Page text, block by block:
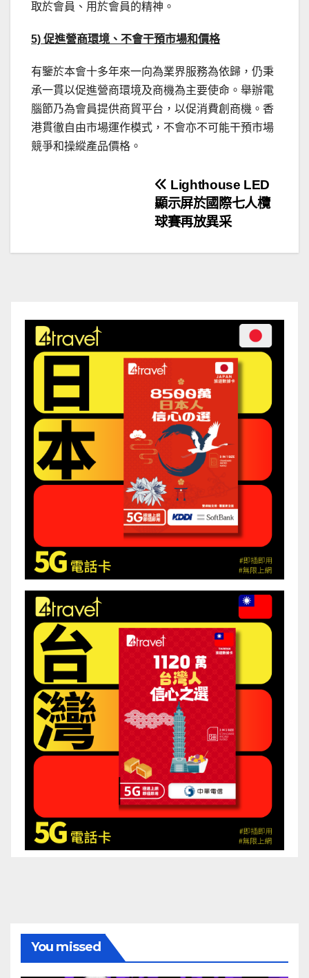
取於會員、用於會員的精神。
5) 促進營商環境、不會干預市場和價格
有鑒於本會十多年來一向為業界服務為依歸，仍秉
承一貫以促進營商環境及商機為主要使命。舉辦電
腦節乃為會員提供商貿平台，以促消費創商機。香
港貫徹自由市場運作模式，不會亦不可能干預市場
競爭和操縱產品價格。
導
Lighthouse LED
顯示屏於國際七人欖
球賽再放異采
You missed